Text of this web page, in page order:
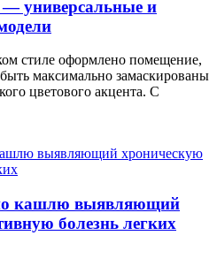
универсальные и
стиле оформлено помещение,
максимально замаскированы
цветового акцента. С
кашлю выявляющий
болезнь легких